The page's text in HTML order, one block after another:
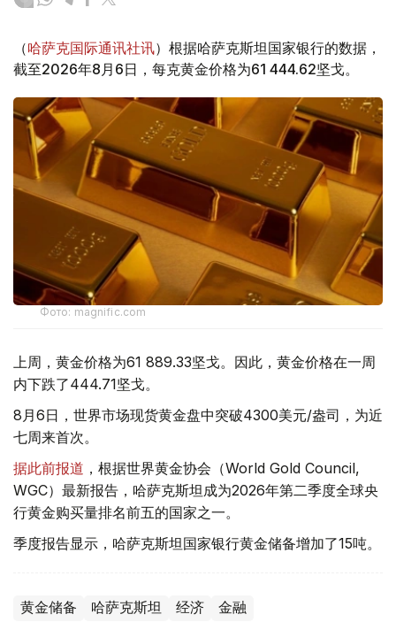
（哈萨克国际通讯社讯）根据哈萨克斯坦国家银行的数据，
截至2026年8月6日，每克黄金价格为61 444.62坚戈。
Фото: magnific.com
上周，黄金价格为61 889.33坚戈。因此，黄金价格在一周
内下跌了444.71坚戈。
8月6日，世界市场现货黄金盘中突破4300美元/盎司，为近
七周来首次。
据此前报道 ，根据世界黄金协会（World Gold Council,
WGC）最新报告，哈萨克斯坦成为2026年第二季度全球央
行黄金购买量排名前五的国家之一。
季度报告显示，哈萨克斯坦国家银行黄金储备增加了15吨。
黄金储备 哈萨克斯坦 经济 金融